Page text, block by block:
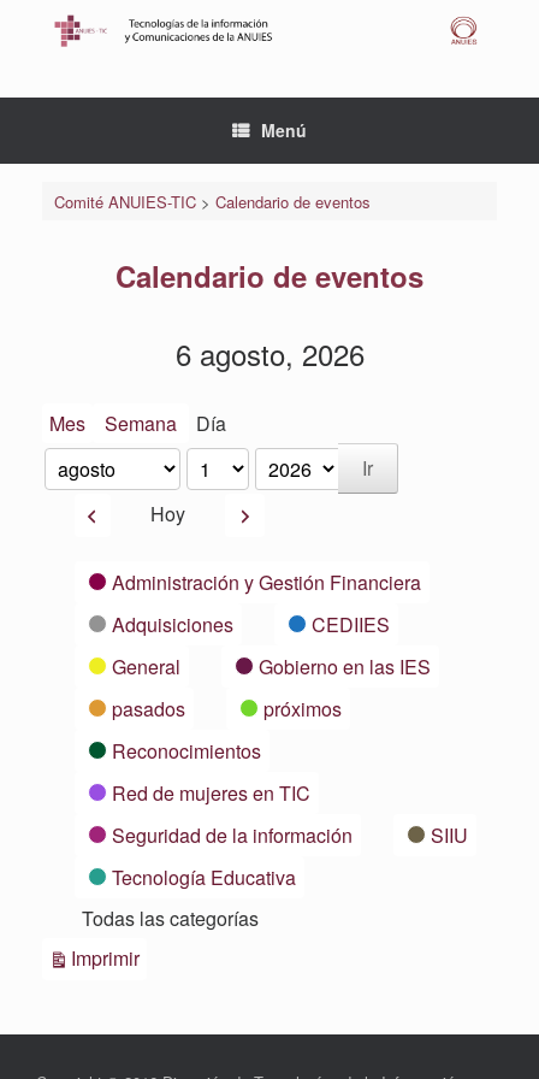
Menú
Comité ANUIES-TIC> Calendario de eventos
Calendario de eventos
6 agosto, 2026
Mes Semana Día
Mes
Día
Año
AnteriorHoy Siguiente
CategoríasAdministración y Gestión Financiera
Adquisiciones
CEDIIES
General
Gobierno en las IES
pasados
próximos
Reconocimientos
Red de mujeres en TIC
Seguridad de la información
SIIU
Tecnología Educativa
Todas las categorías
ImprimirVistas